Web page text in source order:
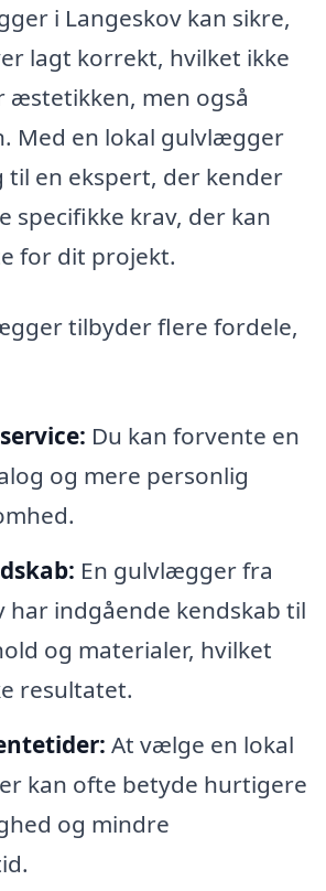
i Langeskov kan sikre,
lagt korrekt, hvilket ikke
men også
Med en lokal gulvlægger
til en ekspert, der kender
specifikke krav, der kan
for dit projekt.
tilbyder flere fordele,
Du kan forvente en
og mere personlig
En gulvlægger fra
har indgående kendskab til
og materialer, hvilket
resultatet.
At vælge en lokal
kan ofte betyde hurtigere
og mindre